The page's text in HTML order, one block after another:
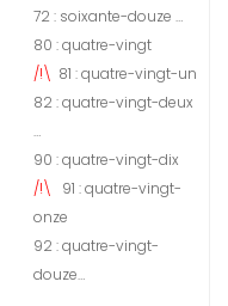
72 : soixante-douze …
80 : quatre-vingt
/!\ 81 : quatre-vingt-un
82 : quatre-vingt-deux
…
90 : quatre-vingt-dix
/!\
91 : quatre-vingt-
onze
92 : quatre-vingt-
douze…